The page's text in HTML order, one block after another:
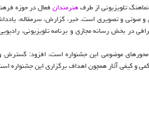
هنرمندانفعال در حوزه
صوتی و تصویری است. خبر، گزارش، سرمقاله،
بخش رسانه مجازی و برنامه تلویزیونی،
موضوعی این جشنواره است، افزود: گسترش
و کیفی آثار همچون اهداف برگزاری این جشنواره